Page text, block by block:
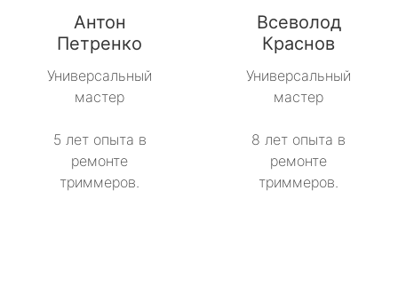
Антон
Петренко
Универсальный
мастер
5 лет опыта в
ремонте
триммеров.
Всеволод
Краснов
Универсальный
мастер
8 лет опыта в
ремонте
триммеров.